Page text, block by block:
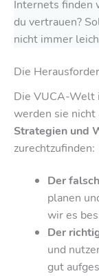
Internets finden
du vertrauen?
nicht immer
Die
Die VUCA-Welt
werden sie nicht
Strategien und
zurechtzufinden:
Der
planen
wir es
Der
und
gut